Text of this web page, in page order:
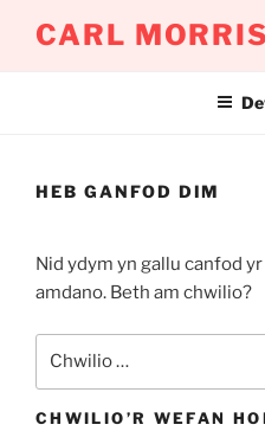
CARL MORRIS
HEB GANFOD DIM
Nid ydym yn gallu canfod
amdano. Beth am chwilio?
am:
CHWILIO’R WEFAN